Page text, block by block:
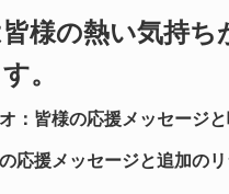
様の熱い気持
。
：皆様の応援メッセージ
応援メッセージと追加の